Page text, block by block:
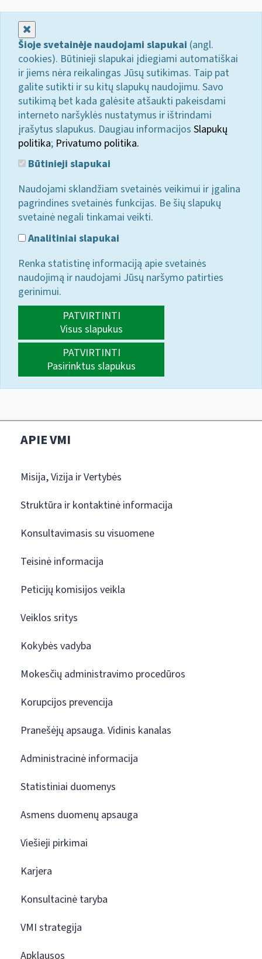
Šioje svetainėje naudojami slapukai (angl.
cookies). Būtinieji slapukai įdiegiami automatiškai
ir jiems nėra reikalingas Jūsų sutikimas. Taip pat
galite sutikti ir su kitų slapukų naudojimu. Savo
sutikimą bet kada galėsite atšaukti pakeisdami
interneto naršyklės nustatymus ir ištrindami
įrašytus slapukus. Daugiau informacijos Slapukų
politika; Privatumo politika.
Būtinieji slapukai
Naudojami sklandžiam svetainės veikimui ir įgalina
pagrindines svetainės funkcijas. Be šių slapukų
svetainė negali tinkamai veikti.
Analitiniai slapukai
Renka statistinę informaciją apie svetainės
naudojimą ir naudojami Jūsų naršymo patirties
gerinimui.
PATVIRTINTI
Visus slapukus
PATVIRTINTI
Pasirinktus slapukus
APIE VMI
Misija, Vizija ir Vertybės
Struktūra ir kontaktinė informacija
Konsultavimasis su visuomene
Teisinė informacija
Peticijų komisijos veikla
Veiklos sritys
Kokybės vadyba
Mokesčių administravimo procedūros
Korupcijos prevencija
Pranešėjų apsauga. Vidinis kanalas
Administracinė informacija
Statistiniai duomenys
Asmens duomenų apsauga
Viešieji pirkimai
Karjera
Konsultacinė taryba
VMI strategija
Apklausos